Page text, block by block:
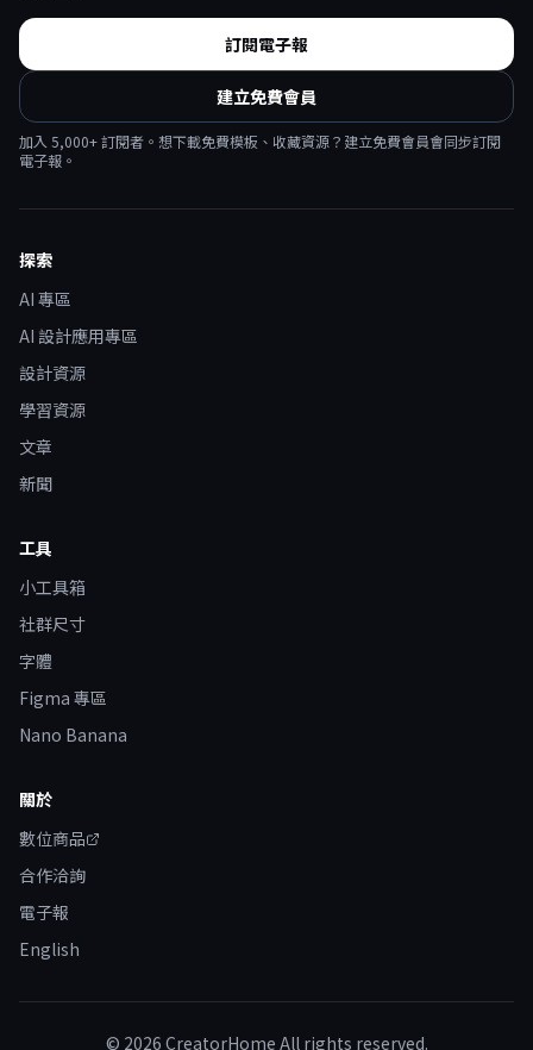
訂閱電子報
建立免費會員
加入 5,000+ 訂閱者。想下載免費模板、收藏資源？建立免費會員會同步訂閱
電子報。
探索
AI 專區
AI 設計應用專區
設計資源
學習資源
文章
新聞
工具
小工具箱
社群尺寸
字體
Figma 專區
Nano Banana
關於
數位商品
合作洽詢
電子報
English
© 2026 CreatorHome All rights reserved.